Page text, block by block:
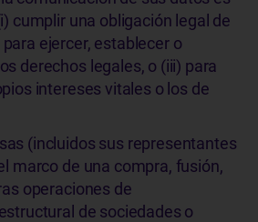
cumplir una obligación legal de
para ejercer, establecer o
derechos legales, o (iii) para
intereses vitales o los de
(incluidos sus representantes
marco de una compra, fusión,
operaciones de
de sociedades o